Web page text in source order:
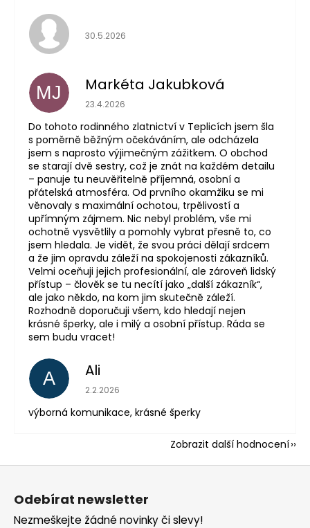
Hodnocení obchodu je 5 z 5 hvězdiček.
30.5.2026
MJ Markéta Jakubková
Hodnocení obchodu je 5 z 5 hvězdiček.
23.4.2026
Do tohoto rodinného zlatnictví v Teplicích jsem šla
s poměrně běžným očekáváním, ale odcházela
jsem s naprosto výjimečným zážitkem. O obchod
se starají dvě sestry, což je znát na každém detailu
– panuje tu neuvěřitelně příjemná, osobní a
přátelská atmosféra. Od prvního okamžiku se mi
věnovaly s maximální ochotou, trpělivostí a
upřímným zájmem. Nic nebyl problém, vše mi
ochotně vysvětlily a pomohly vybrat přesně to, co
jsem hledala. Je vidět, že svou práci dělají srdcem
a že jim opravdu záleží na spokojenosti zákazníků.
Velmi oceňuji jejich profesionální, ale zároveň lidský
přístup – člověk se tu necítí jako „další zákazník“,
ale jako někdo, na kom jim skutečně záleží.
Rozhodně doporučuji všem, kdo hledají nejen
krásné šperky, ale i milý a osobní přístup. Ráda se
sem budu vracet!
A Ali
Hodnocení obchodu je 5 z 5 hvězdiček.
2.2.2026
výborná komunikace, krásné šperky
Zobrazit další hodnocení
Z
Odebírat newsletter
Nezmeškejte žádné novinky či slevy!